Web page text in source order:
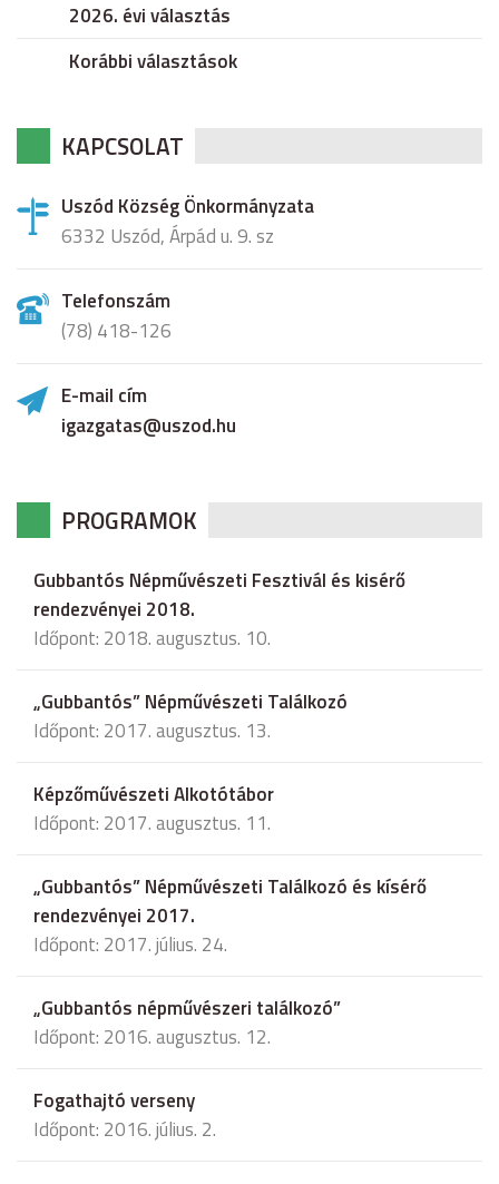
2026. évi választás
Korábbi választások
KAPCSOLAT
Uszód Község Önkormányzata
6332 Uszód, Árpád u. 9. sz
Telefonszám
(78) 418-126
E-mail cím
igazgatas@uszod.hu
PROGRAMOK
Gubbantós Népművészeti Fesztivál és kisérő
rendezvényei 2018.
Időpont: 2018. augusztus. 10.
„Gubbantós” Népművészeti Találkozó
Időpont: 2017. augusztus. 13.
Képzőművészeti Alkotótábor
Időpont: 2017. augusztus. 11.
„Gubbantós” Népművészeti Találkozó és kísérő
rendezvényei 2017.
Időpont: 2017. július. 24.
„Gubbantós népművészeri találkozó”
Időpont: 2016. augusztus. 12.
Fogathajtó verseny
Időpont: 2016. július. 2.